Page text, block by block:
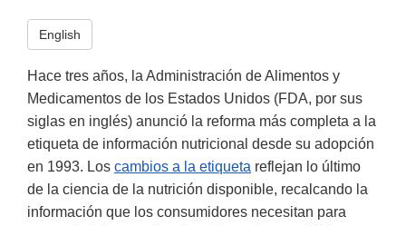
English
Hace tres años, la Administración de Alimentos y
Medicamentos de los Estados Unidos (FDA, por sus
siglas en inglés) anunció la reforma más completa a la
etiqueta de información nutricional desde su adopción
en 1993. Los cambios a la etiqueta reflejan lo último
de la ciencia de la nutrición disponible, recalcando la
información que los consumidores necesitan para